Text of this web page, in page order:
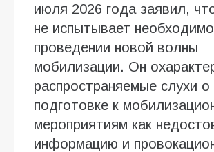
июля 2026 года заявил,
не испытывает
проведении новой волны
мобилизации. Он
распространяемые слухи о
подготовке к
мероприятиям как
информацию и